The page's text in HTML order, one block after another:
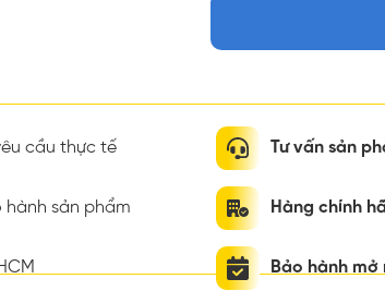
cầu thực tế
sản phẩm
Tư vấn sản
Hàng chính
Bảo hành mở